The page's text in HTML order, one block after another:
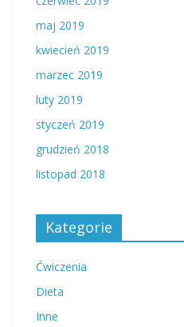
maj 2019
kwiecień 2019
marzec 2019
luty 2019
styczeń 2019
grudzień 2018
listopad 2018
Kategorie
Ćwiczenia
Dieta
Inne